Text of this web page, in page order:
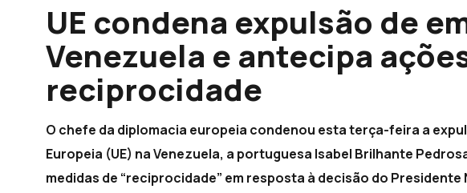
UE condena expulsão de
Venezuela e antecipa
reciprocidade
O chefe da diplomacia europeia condenou esta terça-feira a
Europeia (UE) na Venezuela, a portuguesa Isabel Brilhante
medidas de “reciprocidade” em resposta à decisão do Presidente